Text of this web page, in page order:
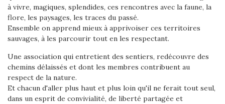
à vivre, magiques, splendides, ces rencontres avec la faune, la
flore, les paysages, les traces du passé.
Ensemble on apprend mieux à apprivoiser ces territoires
sauvages, à les parcourir tout en les respectant.
Une association qui entretient des sentiers, redécouvre des
chemins délaissés et dont les membres contribuent au
respect de la nature.
Et chacun d'aller plus haut et plus loin qu'il ne ferait tout seul,
dans un esprit de convivialité, de liberté partagée et